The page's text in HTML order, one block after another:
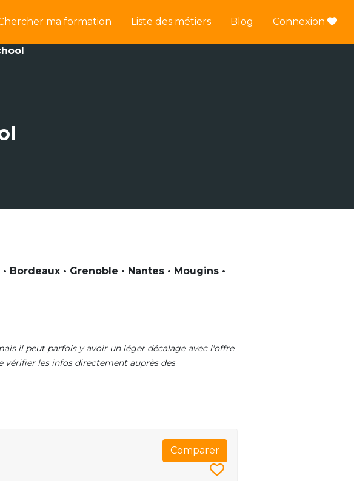
ma formation Liste des métiers Blog Connexion
Bordeaux • Grenoble • Nantes • Mougins •
il peut parfois y avoir un léger décalage avec l'offre
vérifier les infos directement auprès des
Comparer